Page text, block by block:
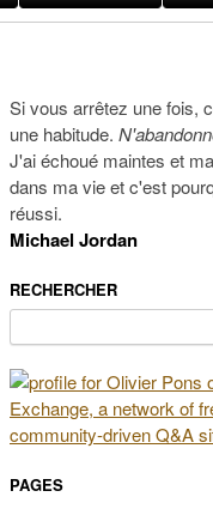
Si vous arrêtez une fois,
une habitude.
J'ai échoué maintes et
dans ma vie et c'est
réussi.
Michael Jordan
RECHERCHER
PAGES